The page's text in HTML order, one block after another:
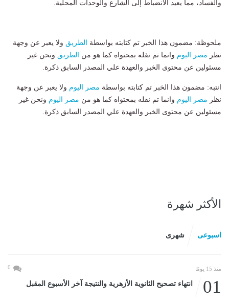
والفساد، مما يعيد الانضباط إلى الشارع والوحدات المحلية.
ملحوظة: مضمون هذا الخبر تم كتابته بواسطة الطريق ولا يعبر عن وجهة
نظر مصر اليوم وانما تم نقله بمحتواه كما هو من الطريق ونحن غير
مسئولين عن محتوى الخبر والعهدة علي المصدر السابق ذكرة.
انتبه: مضمون هذا الخبر تم كتابته بواسطة مصر اليوم ولا يعبر عن وجهة
نظر مصر اليوم وانما تم نقله بمحتواه كما هو من مصر اليوم ونحن غير
مسئولين عن محتوى الخبر والعهدة علي المصدر السابق ذكرة.
الأكثر شهرة
اسبوعى شهرى
منذ 15 يومًا 0
01 انتهاء تصحيح الثانوية الأزهرية والنتيجة آخر الأسبوع المقبل